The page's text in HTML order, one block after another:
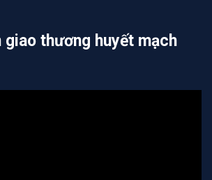
giao thương huyết mạch